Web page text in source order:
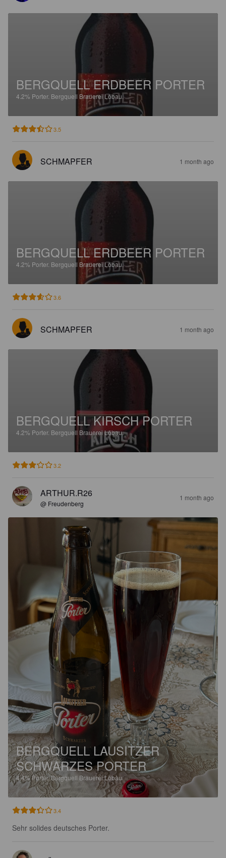
BERGQUELL ERDBEER PORTER
4.2% Porter. Bergquell Brauerei Löbau.
3.5
SCHMAPFER 1 month ago
BERGQUELL ERDBEER PORTER
4.2% Porter. Bergquell Brauerei Löbau.
3.6
SCHMAPFER 1 month ago
BERGQUELL KIRSCH PORTER
4.2% Porter. Bergquell Brauerei Löbau.
3.2
ARTHUR.R26
@ Freudenberg
1 month ago
BERGQUELL LAUSITZER
SCHWARZES PORTER
4.4%Porter.Bergquell Brauerei Löbau.
3.4
Sehr solides deutsches Porter.